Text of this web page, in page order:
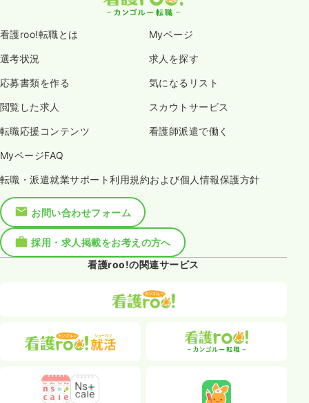
看護roo!転職とは Myページ
選考状況 求人を探す
応募書類を作る 気になるリスト
閲覧した求人 スカウトサービス
転職応援コンテンツ 看護師派遣で働く
MyページFAQ
転職・派遣就業サポート利用規約および個人情報保護方針
お問い合わせフォーム
採用・求人掲載をお考えの方へ
看護roo!の関連サービス